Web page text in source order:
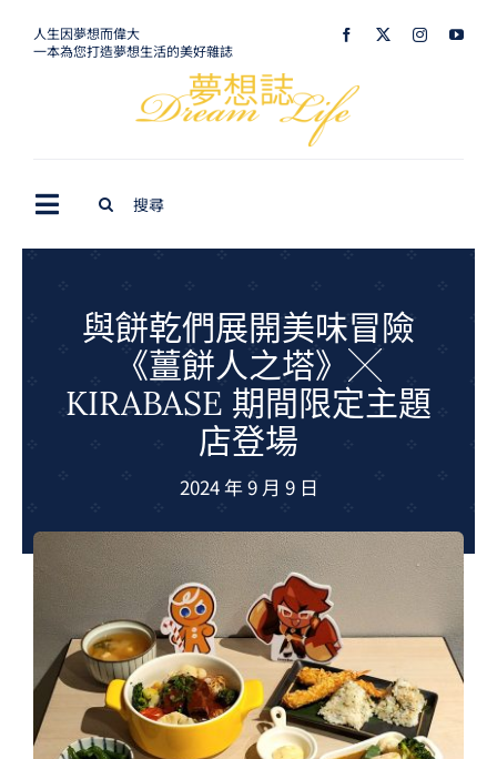
人生因夢想而偉大
一本為您打造夢想生活的美好雜誌
Toggle
Navigation
生活美學
購屋指南
GCU大賽
與餅乾們展開美味冒險
《薑餅人之塔》╳
KIRABASE 期間限定主題
店登場
2024 年 9 月 9 日